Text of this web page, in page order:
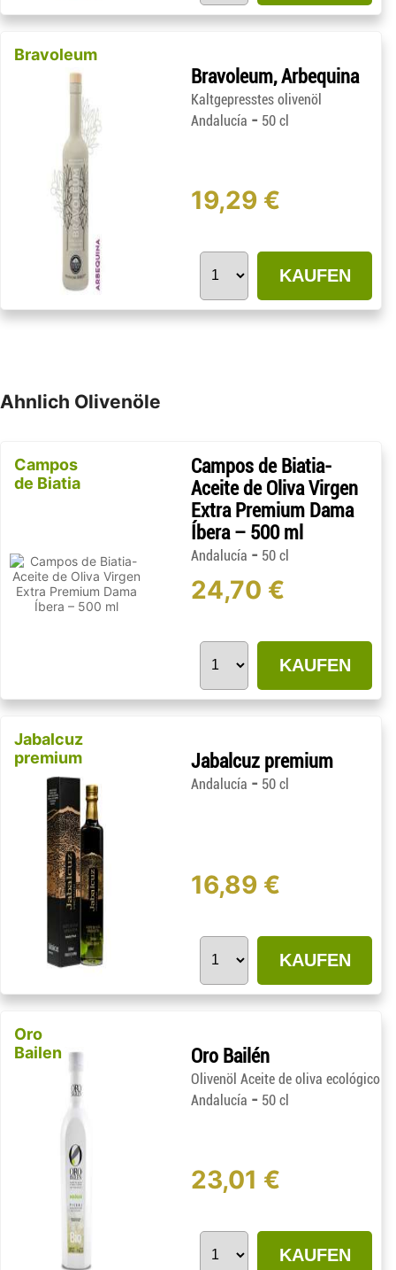
Bravoleum
Bravoleum, Arbequina
Kaltgepresstes olivenöl
Andalucía - 50 cl
19,29 €
KAUFEN
Ahnlich Olivenöle
Campos
de Biatia
Campos de Biatia-
Aceite de Oliva Virgen
Extra Premium Dama
Íbera – 500 ml
Andalucía - 50 cl
24,70 €
KAUFEN
Jabalcuz
premium
Jabalcuz premium
Andalucía - 50 cl
16,89 €
KAUFEN
Oro
Bailen
Oro Bailén
Olivenöl Aceite de oliva ecológico
Andalucía - 50 cl
23,01 €
KAUFEN